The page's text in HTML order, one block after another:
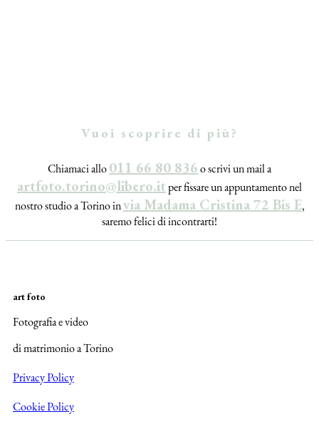
Vuoi scoprire di più?
Chiamaci allo011 66 80 836o scrivi un mail a
artfoto.torino@libero.itper fissare un appuntamento nel
nostro studio a Torino invia Madama Cristina 72 Bis E,
saremo felici di incontrarti!
art foto
Fotografia e video
di matrimonio a Torino
Privacy Policy
Cookie Policy